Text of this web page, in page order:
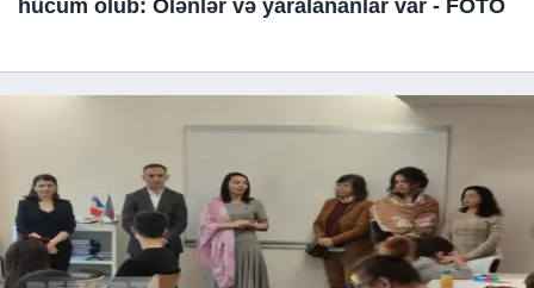
hücum olub: Ölənlər və yaralananlar var - FOTO